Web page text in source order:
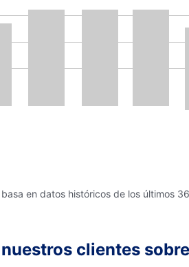
en datos históricos de los últimos
clientes